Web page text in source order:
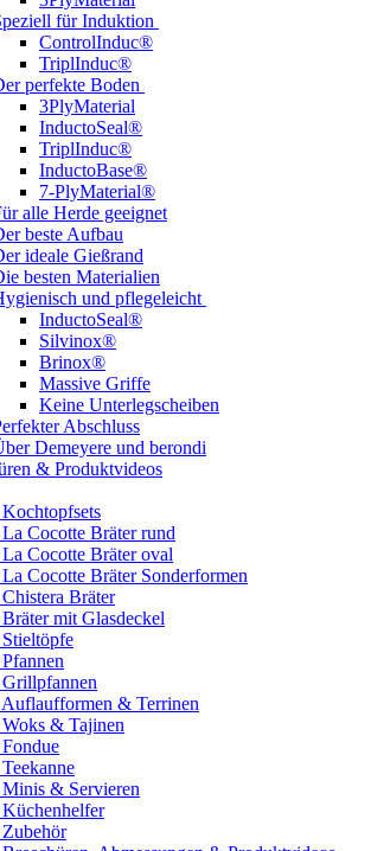
für Induktion
ControlInduc®
TriplInduc®
perfekte Boden
3PlyMaterial
InductoSeal®
TriplInduc®
InductoBase®
7-PlyMaterial®
alle Herde geeignet
beste Aufbau
ideale Gießrand
besten Materialien
und pflegeleicht
InductoSeal®
Silvinox®
Brinox®
Massive Griffe
Keine Unterlegscheiben
Abschluss
Demeyere und berondi
& Produktvideos
Cocotte Bräter rund
La Cocotte Bräter oval
Cocotte Bräter Sonderformen
Bräter
mit Glasdeckel
Grillpfannen
Auflaufformen & Terrinen
Woks & Tajinen
Minis & Servieren
Küchenhelfer